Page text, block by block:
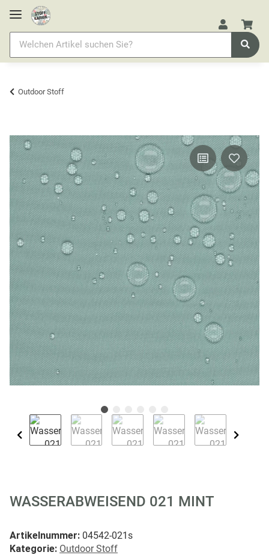
Outdoor Stoff
WASSERABWEISEND 021 MINT
Artikelnummer: 04542-021s
Kategorie: Outdoor Stoff